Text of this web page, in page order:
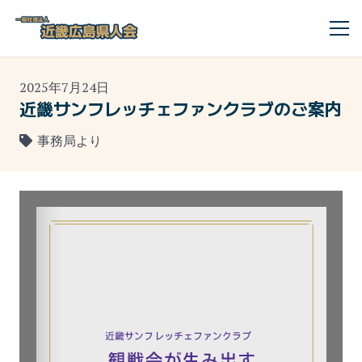
2025年7月24日
近畿サンフレッチェファンクラブのご案内
事務局より